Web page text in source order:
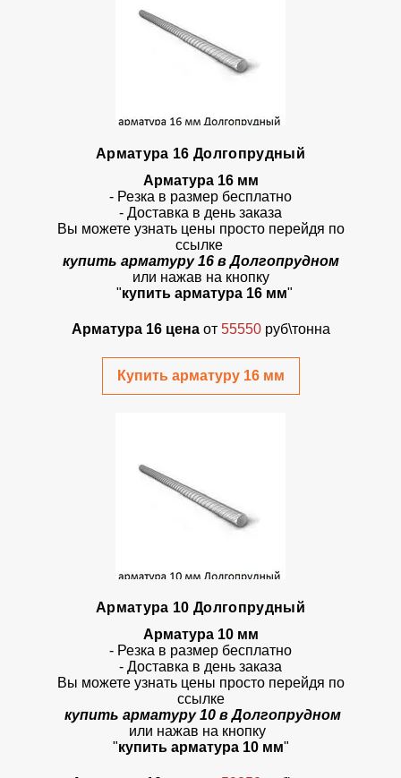
Арматура 16 Долгопрудный
Арматура 16 мм
- Резка в размер бесплатно
- Доставка в день заказа
Вы можете узнать цены просто перейдя по
ссылке
купить арматуру 16 в Долгопрудном
или нажав на кнопку
"купить арматура 16 мм"
Арматура 16 цена от 55550 руб\тонна
Купить арматуру 16 мм
Арматура 10 Долгопрудный
Арматура 10 мм
- Резка в размер бесплатно
- Доставка в день заказа
Вы можете узнать цены просто перейдя по
ссылке
купить арматуру 10 в Долгопрудном
или нажав на кнопку
"купить арматура 10 мм"